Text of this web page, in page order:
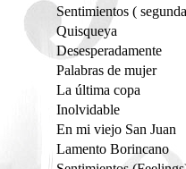
Sentimientos (
Quisqueya
Desesperadamente
Palabras de mujer
La última copa
Inolvidable
En mi viejo San Juan
Lamento Borincano